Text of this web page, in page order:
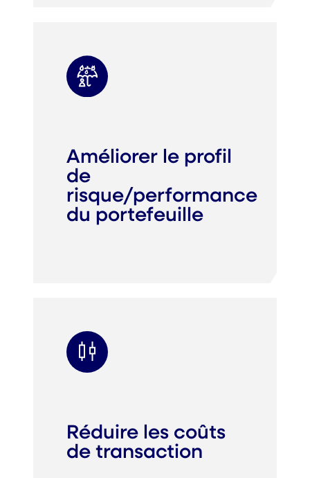
Améliorer le profil
de
risque/performance
du portefeuille
Réduire les coûts
de transaction